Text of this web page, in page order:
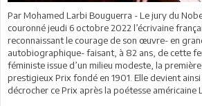
Par Mohamed Larbi Bouguerra - Le jury du
couronné jeudi 6 octobre 2022 l’écrivaine
reconnaissant le courage de son œuvre- en
autobiographique- faisant, à 82 ans, de cette
féministe issue d’un milieu modeste, la
prestigieux Prix fondé en 1901. Elle devient ainsi
décrocher ce Prix après la poétesse américaine